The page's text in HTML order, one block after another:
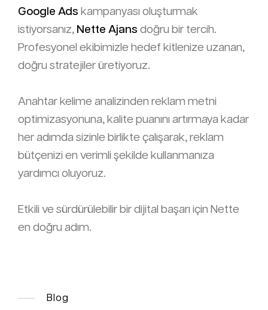
Google Ads kampanyası oluşturmak
istiyorsanız, Nette Ajans doğru bir tercih.
Profesyonel ekibimizle hedef kitlenize uzanan,
doğru stratejiler üretiyoruz.
Anahtar kelime analizinden reklam metni
optimizasyonuna, kalite puanını artırmaya kadar
her adımda sizinle birlikte çalışarak, reklam
bütçenizi en verimli şekilde kullanmanıza
yardımcı oluyoruz.
Etkili ve sürdürülebilir bir dijital başarı için Nette
en doğru adım.
Blog